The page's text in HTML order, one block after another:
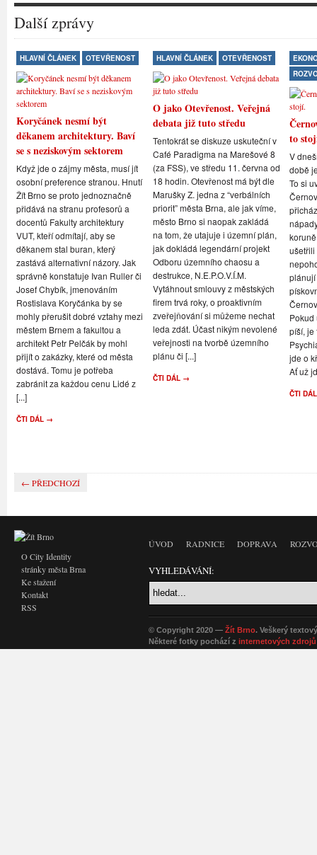
Další zprávy
HLAVNÍ ČLÁNEK OTEVŘENOST
Koryčánek nesmí být
děkanem architektury. Baví
se s neziskovým sektorem
Když jde o zájmy města, musí jít
osobní preference stranou. Hnutí
Žít Brno se proto jednoznačně
přidává na stranu profesorů a
docentů Fakulty architektury
VUT, kteří odmítají, aby se
děkanem stal buran, který
zastává alternativní názory. Jak
správně konstatuje Ivan Ruller či
Josef Chybík, jmenováním
Rostislava Koryčánka by se
mohly přerušit dobré vztahy mezi
městem Brnem a fakultou a
architekt Petr Pelčák by mohl
přijít o zakázky, které od města
dostává. Tomu je potřeba
zabránit za každou cenu Lidé z
[...]
ČTI DÁL →
HLAVNÍ ČLÁNEK OTEVŘENOST
O jako Otevřenost. Veřejná
debata již tuto středu
Tentokrát se diskuze uskuteční v
Café Paradigma na Marešové 8
(za FSS), ve středu 11. června od
18 hodin. Otevřenost má být dle
Marušky Z. jedna z “verbálních
priorit” města Brna, ale jak víme,
město Brno si naopak zakládá
na tom, že utajuje i územní plán,
jak dokládá legendární projekt
Odboru územního chaosu a
destrukce, N.E.P.O.V.Í.M.
Vytáhnout smlouvy z městských
firem trvá roky, o proaktivním
zveřejňování si můžeme nechat
leda zdát. Účast nikým nevolené
veřejnosti na tvorbě územního
plánu či [...]
ČTI DÁL →
to
V
době
To si
ušetřili
Pokud
píší, je
jde o
Ať už
ČTI
← PŘEDCHOZÍ
O City Identity
stránky města Brna
Ke stažení
Kontakt
RSS
ÚVOD RADNICE DOPRAVA
VYHLEDÁVÁNÍ:
© Copyright 2020 — Žít Brno. Veškerý
Některé fotky pochází z internetových